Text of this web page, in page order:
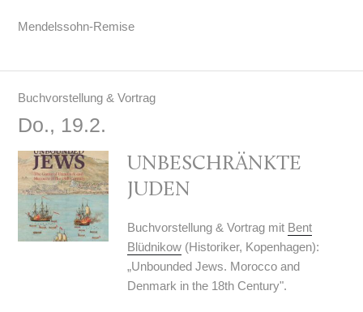
Mendelssohn-Remise
Buchvorstellung & Vortrag
Do., 19.2.
UNBESCHRÄNKTE
JUDEN
Buchvorstellung & Vortrag mit Bent
Blüdnikow(Historiker, Kopenhagen):
„Unbounded Jews. Morocco and
Denmark in the 18th Century".